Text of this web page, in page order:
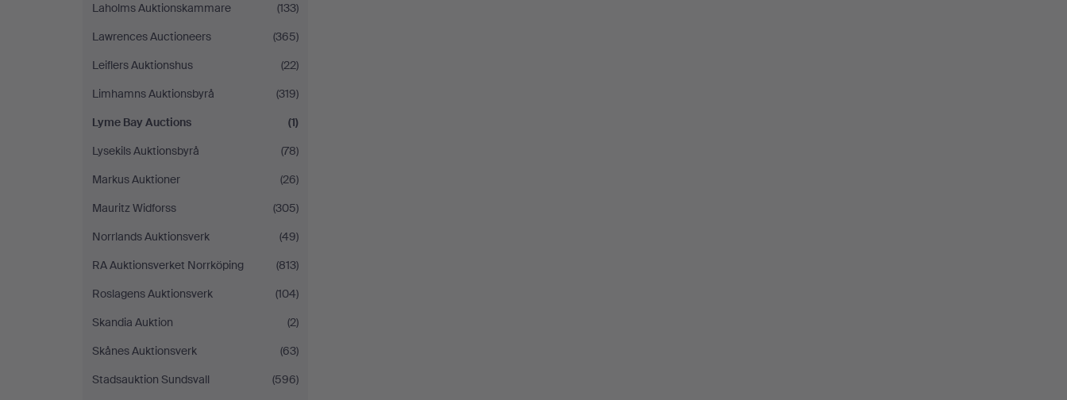
Laholms Auktionskammare
(133)
Lawrences Auctioneers
(365)
Leiflers Auktionshus
(22)
Limhamns Auktionsbyrå
(319)
Lyme Bay Auctions
(1)
Lysekils Auktionsbyrå
(78)
Markus Auktioner
(26)
Mauritz Widforss
(305)
Norrlands Auktionsverk
(49)
RA Auktionsverket Norrköping
(813)
Roslagens Auktionsverk
(104)
Skandia Auktion
(2)
Skånes Auktionsverk
(63)
Stadsauktion Sundsvall
(596)